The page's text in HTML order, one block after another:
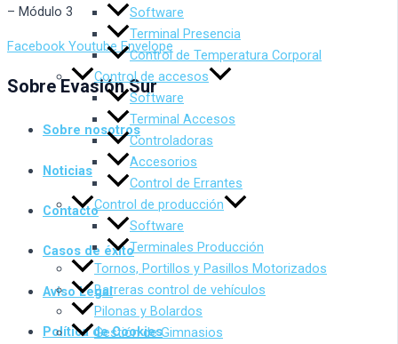
Software
Terminal Presencia
Control de Temperatura Corporal
Control de accesos
Software
Terminal Accesos
Controladoras
Accesorios
Control de Errantes
Control de producción
Software
Terminales Producción
Tornos, Portillos y Pasillos Motorizados
Barreras control de vehículos
Pilonas y Bolardos
Gestión de Gimnasios
– Módulo 3
Facebook Youtube Envelope
Sobre Evasión Sur
Sobre nosotros
Noticias
Contacto
Casos de éxito
Aviso Legal
Política de Cookies